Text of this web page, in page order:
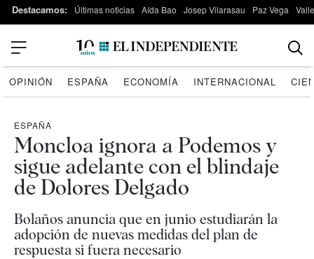
Destacamos: Últimas noticias Aída Bao Josep Vilarasau Paz Vega
OPINIÓN ESPAÑA ECONOMÍA INTERNACIONAL
ESPAÑA
Moncloa ignora a Podemos y
sigue adelante con el blindaje
de Dolores Delgado
Bolaños anuncia que en junio estudiarán la
adopción de nuevas medidas del plan de
respuesta si fuera necesario